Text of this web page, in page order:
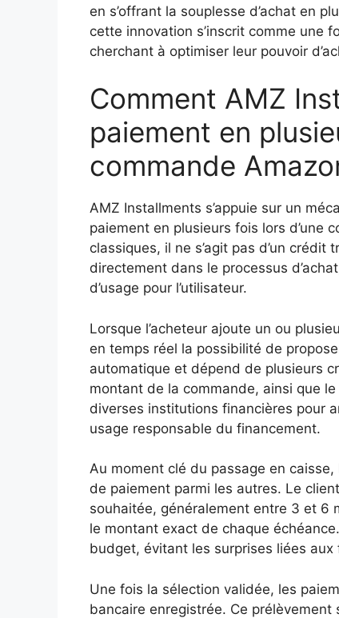
en s’offrant la souplesse d’achat en
cette innovation s’inscrit comme une
cherchant à optimiser leur pouvoir
Comment AMZ
paiement en
commande
AMZ Installments s’appuie sur un
paiement en plusieurs fois lors d’une
classiques, il ne s’agit pas d’un
directement dans le processus
d’usage pour l’utilisateur.
Lorsque l’acheteur ajoute un ou
en temps réel la possibilité de
automatique et dépend de plusieurs
montant de la commande, ainsi que
diverses institutions financières pour
usage responsable du financement.
Au moment clé du passage en
de paiement parmi les autres. Le
souhaitée, généralement entre 3 et 6
le montant exact de chaque
budget, évitant les surprises liées
Une fois la sélection validée, les
bancaire enregistrée. Ce prélèvement